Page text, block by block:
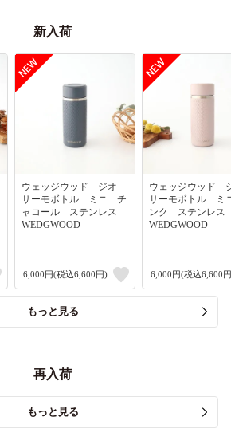
新入荷
ウェッジウッド ジオ
サーモボトル ミニ チ
ャコール ステンレス
WEDGWOOD
6,000円(税込6,600円)
ウェッジウッド
サーモボトル
ンク ステンレ
WEDGWOOD
6,000円(税込6,600
もっと見る
再入荷
もっと見る